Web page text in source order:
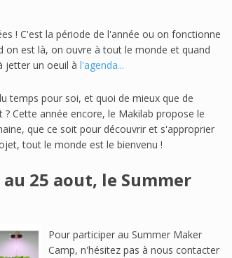
! C'est la période de l'année ou on fonctionne
on est là, on ouvre à tout le monde et quand
jetter un oeuil à l'agenda...
temps pour soi, et quoi de mieux que de
Cette année encore, le Makilab propose le
que ce soit pour découvrir et s'approprier
tout le monde est le bienvenu !
25 aout, le Summer
Pour participer au Summer Maker
Camp, n'hésitez pas à nous contacter